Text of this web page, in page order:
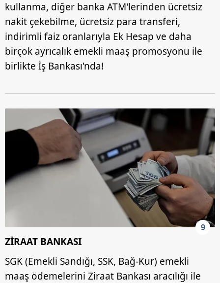
kullanma, diğer banka ATM'lerinden ücretsiz
nakit çekebilme, ücretsiz para transferi,
indirimli faiz oranlarıyla Ek Hesap ve daha
birçok ayrıcalık emekli maaş promosyonu ile
birlikte İş Bankası'nda!
9
ZİRAAT BANKASI
SGK (Emekli Sandığı, SSK, Bağ-Kur) emekli
maaş ödemelerini Ziraat Bankası aracılığı ile